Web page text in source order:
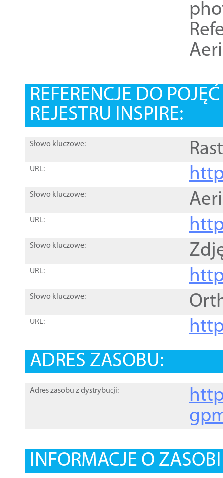
REFERENCJE DO
REJESTRU INSPIRE:
Słowo kluczowe:
URL:
Słowo kluczowe:
URL:
Słowo kluczowe:
URL:
Słowo kluczowe:
URL:
ADRES ZASOBU:
Adres zasobu z dystrybucji:
INFORMACJE O